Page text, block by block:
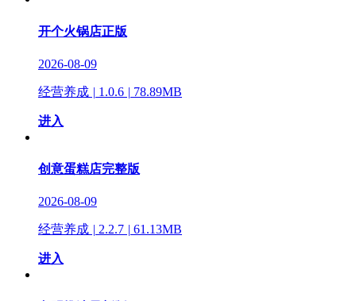
开个火锅店正版
2026-08-09
经营养成 | 1.0.6 | 78.89MB
进入
创意蛋糕店完整版
2026-08-09
经营养成 | 2.2.7 | 61.13MB
进入